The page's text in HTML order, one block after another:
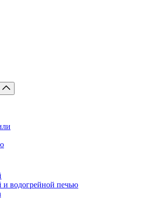
и водогрейной печью